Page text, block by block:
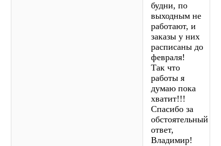
будни, по
выходным не
работают, и
заказы у них
расписаны до
февраля!
Так что
работы я
думаю пока
хватит!!!
Спасибо за
обстоятельный
ответ,
Владимир!